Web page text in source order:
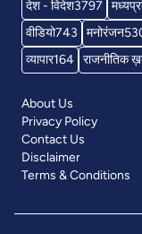
देश - विदेश3797
वीडियो743 मनोरंजन
व्यापार164 राजनीतिक
About Us
Privacy Policy
Contact Us
Disclaimer
Terms & Conditions